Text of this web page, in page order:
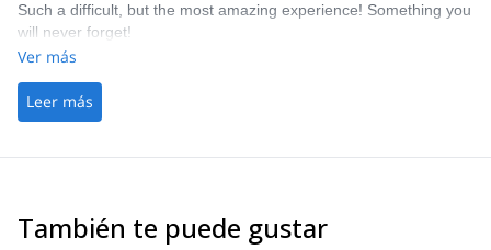
Such a difficult, but the most amazing experience! Something you
will never forget!
Ver más
Leer más
También te puede gustar